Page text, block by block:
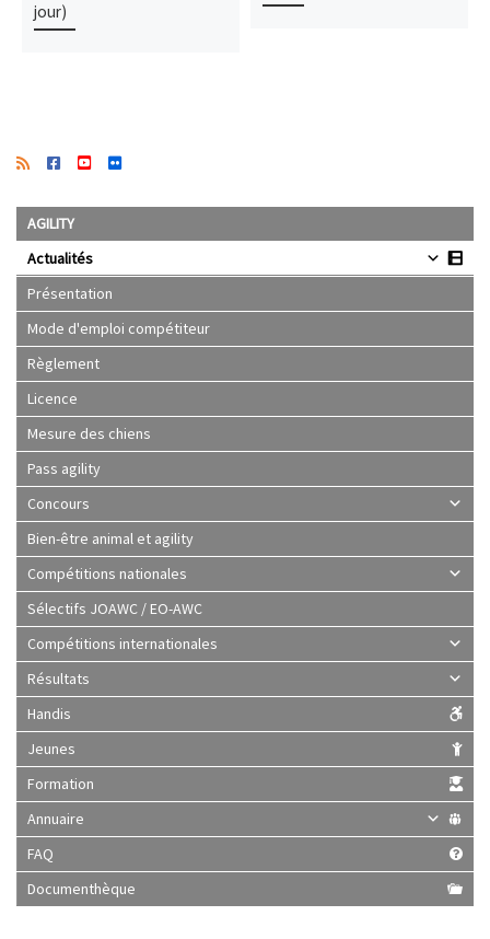
jour)
AGILITY
Actualités
Présentation
Mode d'emploi compétiteur
Règlement
Licence
Mesure des chiens
Pass agility
Concours
Bien-être animal et agility
Compétitions nationales
Sélectifs JOAWC / EO-AWC
Compétitions internationales
Résultats
Handis
Jeunes
Formation
Annuaire
FAQ
Documenthèque